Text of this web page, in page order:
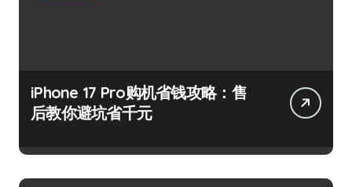
iPhone 17 Pro购机省钱攻略：售
后教你避坑省千元